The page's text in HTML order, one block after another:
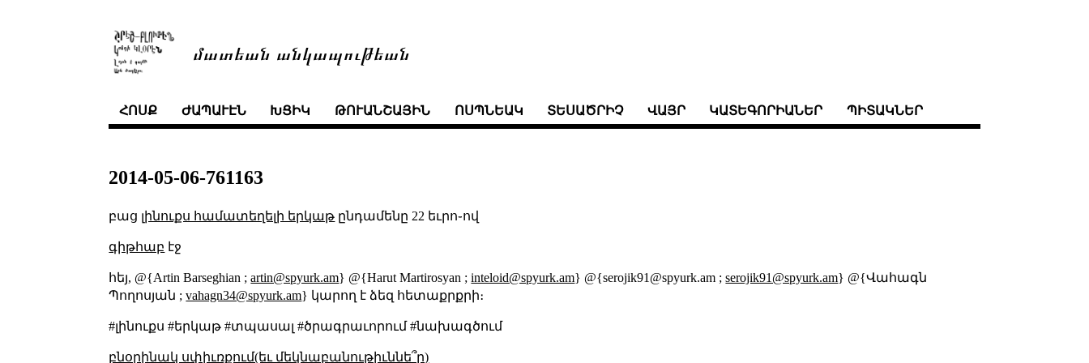
մատեան անկապութեան
ՀՈՍՔ ԺԱՊԱՒԷՆ ԽՑԻԿ ԹՈՒԱՆՇԱՅԻՆ ՈՍՊՆԵԱԿ ՏԵՍԱԾՐԻՉ ՎԱՅՐ ԿԱՏԵԳՈՐԻԱՆԵՐ ՊԻՏԱԿՆԵՐ
2014-05-06-761163
բաց լինուքս համատեղելի երկաթ ընդամենը 22 եւրո֊ով
գիթհաբ էջ
հեյ, @{Artin Barseghian ;artin@spyurk.am} @{Harut Martirosyan ;inteloid@spyurk.am} @{serojik91@spyurk.am ;serojik91@spyurk.am} @{Վահագն
Պողոսյան ;vahagn34@spyurk.am} կարող է ձեզ հետաքրքրի։
#լինուքս #երկաթ #տպասալ #ծրագրաւորում #նախագծում
բնօրինակ սփիւռքում(եւ մեկնաբանութիւննե՞ր)